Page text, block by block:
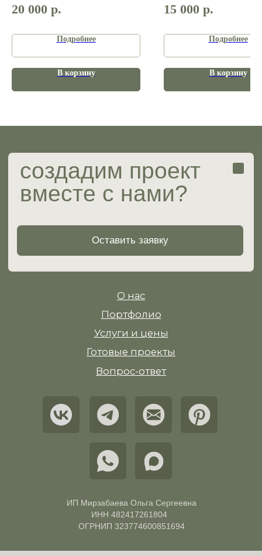
20 000 р.
Подробнее
В корзину
15 000 р.
Подробнее
В корзину
ИНН 482417261804
Юридические документы
Разработка сайта
Готовые проекты